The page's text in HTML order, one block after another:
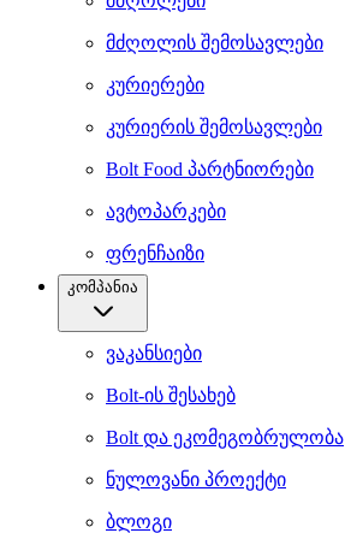
მძღოლის შემოსავლები
კურიერები
კურიერის შემოსავლები
Bolt Food პარტნიორები
ავტოპარკები
ფრენჩაიზი
კომპანია
ვაკანსიები
Bolt-ის შესახებ
Bolt და ეკომეგობრულობა
ნულოვანი პროექტი
ბლოგი